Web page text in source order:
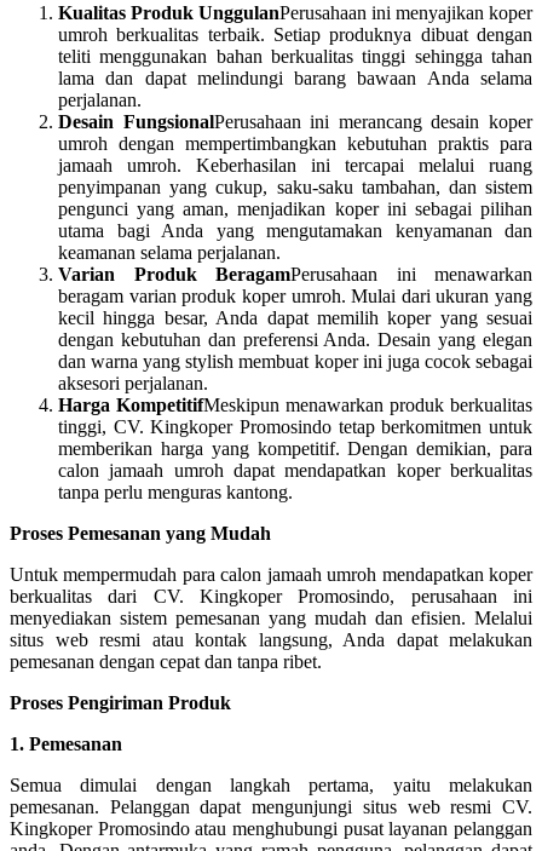
Kualitas Produk UnggulanPerusahaan ini menyajikan koper
umroh berkualitas terbaik. Setiap produknya dibuat dengan
teliti menggunakan bahan berkualitas tinggi sehingga tahan
lama dan dapat melindungi barang bawaan Anda selama
perjalanan.
Desain FungsionalPerusahaan ini merancang desain koper
umroh dengan mempertimbangkan kebutuhan praktis para
jamaah umroh. Keberhasilan ini tercapai melalui ruang
penyimpanan yang cukup, saku-saku tambahan, dan sistem
pengunci yang aman, menjadikan koper ini sebagai pilihan
utama bagi Anda yang mengutamakan kenyamanan dan
keamanan selama perjalanan.
Varian Produk BeragamPerusahaan ini menawarkan
beragam varian produk koper umroh. Mulai dari ukuran yang
kecil hingga besar, Anda dapat memilih koper yang sesuai
dengan kebutuhan dan preferensi Anda. Desain yang elegan
dan warna yang stylish membuat koper ini juga cocok sebagai
aksesori perjalanan.
Harga KompetitifMeskipun menawarkan produk berkualitas
tinggi, CV. Kingkoper Promosindo tetap berkomitmen untuk
memberikan harga yang kompetitif. Dengan demikian, para
calon jamaah umroh dapat mendapatkan koper berkualitas
tanpa perlu menguras kantong.
Proses Pemesanan yang Mudah
Untuk mempermudah para calon jamaah umroh mendapatkan koper
berkualitas dari CV. Kingkoper Promosindo, perusahaan ini
menyediakan sistem pemesanan yang mudah dan efisien. Melalui
situs web resmi atau kontak langsung, Anda dapat melakukan
pemesanan dengan cepat dan tanpa ribet.
Proses Pengiriman Produk
1. Pemesanan
Semua dimulai dengan langkah pertama, yaitu melakukan
pemesanan. Pelanggan dapat mengunjungi situs web resmi CV.
Kingkoper Promosindo atau menghubungi pusat layanan pelanggan